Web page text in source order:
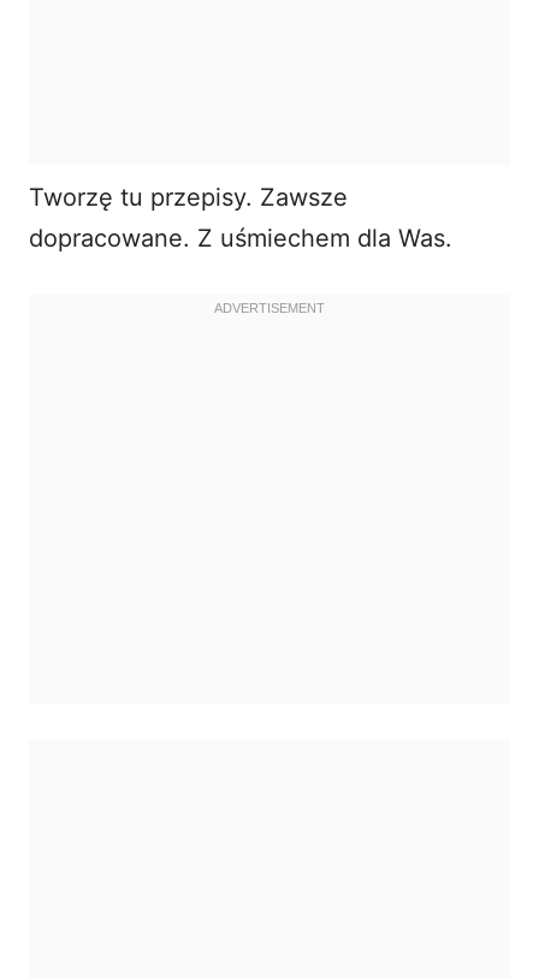
Tworzę tu przepisy. Zawsze
dopracowane. Z uśmiechem dla Was.